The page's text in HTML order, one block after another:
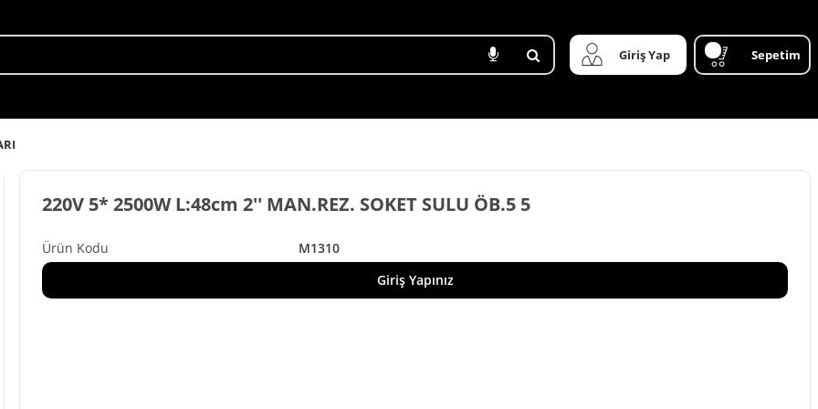
Giriş Yap Sepetim
M1310
220V 5* 2500W L:48cm 2'' MAN.REZ. SOKET SULU ÖB.5 5
Giriş Yapınız